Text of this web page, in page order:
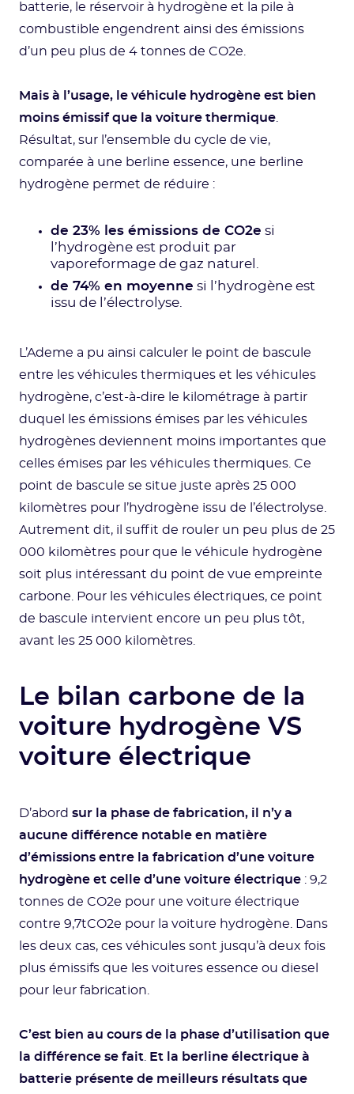
batterie, le réservoir à hydrogène et la pile à
combustible engendrent ainsi des émissions
d’un peu plus de 4 tonnes de CO2e.
Mais à l’usage, le véhicule hydrogène est bien
moins émissif que la voiture thermique
Résultat, sur l’ensemble du cycle de vie,
comparée à une berline essence, une berline
hydrogène permet de réduire :
de 23% les émissions de CO2e si
l’hydrogène est produit par
vaporeformage de gaz naturel.
de 74% en moyenne si l’hydrogène est
issu de l’électrolyse.
L’Ademe a pu ainsi calculer le point de bascule
entre les véhicules thermiques et les véhicules
hydrogène, c’est-à-dire le kilométrage à partir
duquel les émissions émises par les véhicules
hydrogènes deviennent moins importantes que
celles émises par les véhicules thermiques. Ce
point de bascule se situe juste après 25 000
kilomètres pour l’hydrogène issu de l’électrolyse.
Autrement dit, il suffit de rouler un peu plus de 25
000 kilomètres pour que le véhicule hydrogène
soit plus intéressant du point de vue empreinte
carbone. Pour les véhicules électriques, ce point
de bascule intervient encore un peu plus tôt,
avant les 25 000 kilomètres.
Le bilan carbone de la
voiture hydrogène VS
voiture électrique
D’abord sur la phase de fabrication, il n’y a
aucune différence notable en matière
d’émissions entre la fabrication d’une voiture
hydrogène et celle d’une voiture électrique : 9,2
tonnes de CO2e pour une voiture électrique
contre 9,7tCO2e pour la voiture hydrogène. Dans
les deux cas, ces véhicules sont jusqu’à deux fois
plus émissifs que les voitures essence ou diesel
pour leur fabrication.
C’est bien au cours de la phase d’utilisation que
la différence se fait
Et la berline électrique à
batterie présente de meilleurs résultats que